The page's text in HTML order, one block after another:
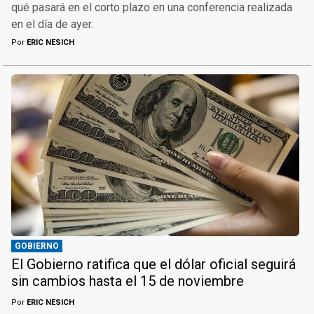
qué pasará en el corto plazo en una conferencia realizada
en el día de ayer.
Por ERIC NESICH
GOBIERNO
El Gobierno ratifica que el dólar oficial seguirá
sin cambios hasta el 15 de noviembre
Por ERIC NESICH